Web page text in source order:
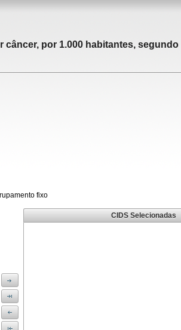
por 1.000 habitantes,
fixo
CIDS Selecionadas